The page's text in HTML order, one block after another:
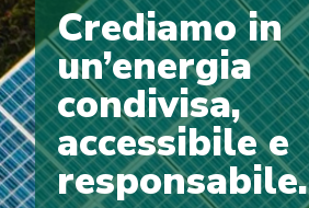
Crediamo in
un’energia
condivisa,
accessibile e
responsabile.